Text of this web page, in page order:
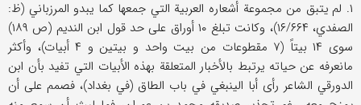
۱. لم یتبق من مجموعة أشعاره العربیة التي جمعها کما یبدو المرزباني (ظ:
الصفدي، ۱۶/۶۶۴)، وکانت تبلغ ۱۰ أوراق علی حد قول ابن الندیم (ص ۱۸۹)
سوی ۱۴ بیتاً (۷ مقطوعات من بیت واحد و بیتین و ۴ أبیات)، وأکثر
مانعرفه عن حیاته یرتبط بالأخبار المتعلقة بهذه الأبیات التي تفید بأن ابن
الدورقي الشاعر رأی أبا الینبغي في باب الطاق (في بغداد)، فصمم علی أن